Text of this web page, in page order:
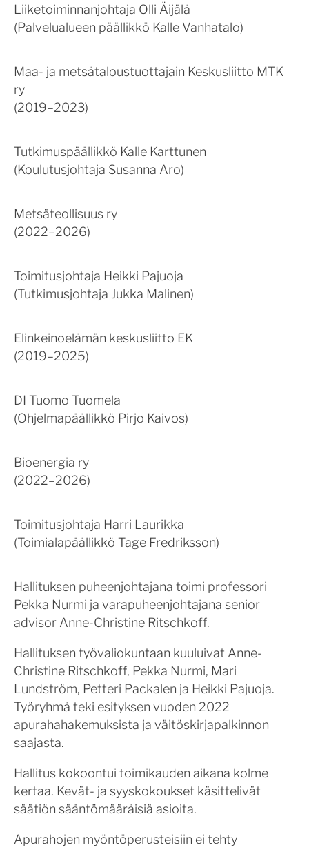
Liiketoiminnanjohtaja Olli Äijälä
(Palvelualueen päällikkö Kalle Vanhatalo)
Maa- ja metsätaloustuottajain Keskusliitto MTK
ry
(2019–2023)
Tutkimuspäällikkö Kalle Karttunen
(Koulutusjohtaja Susanna Aro)
Metsäteollisuus ry
(2022–2026)
Toimitusjohtaja Heikki Pajuoja
(Tutkimusjohtaja Jukka Malinen)
Elinkeinoelämän keskusliitto EK
(2019–2025)
DI Tuomo Tuomela
(Ohjelmapäällikkö Pirjo Kaivos)
Bioenergia ry
(2022–2026)
Toimitusjohtaja Harri Laurikka
(Toimialapäällikkö Tage Fredriksson)
Hallituksen puheenjohtajana toimi professori
Pekka Nurmi ja varapuheenjohtajana senior
advisor Anne-Christine Ritschkoff.
Hallituksen työvaliokuntaan kuuluivat Anne-
Christine Ritschkoff, Pekka Nurmi, Mari
Lundström, Petteri Packalen ja Heikki Pajuoja.
Työryhmä teki esityksen vuoden 2022
apurahahakemuksista ja väitöskirjapalkinnon
saajasta.
Hallitus kokoontui toimikauden aikana kolme
kertaa. Kevät- ja syyskokoukset käsittelivät
säätiön sääntömääräisiä asioita.
Apurahojen myöntöperusteisiin ei tehty